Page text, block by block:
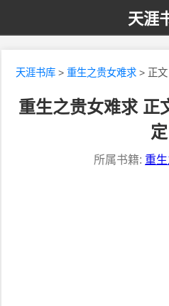
天涯
天涯书库 >重生之贵女难求 > 正文
重生之贵女难求 正
定
所属书籍: 重